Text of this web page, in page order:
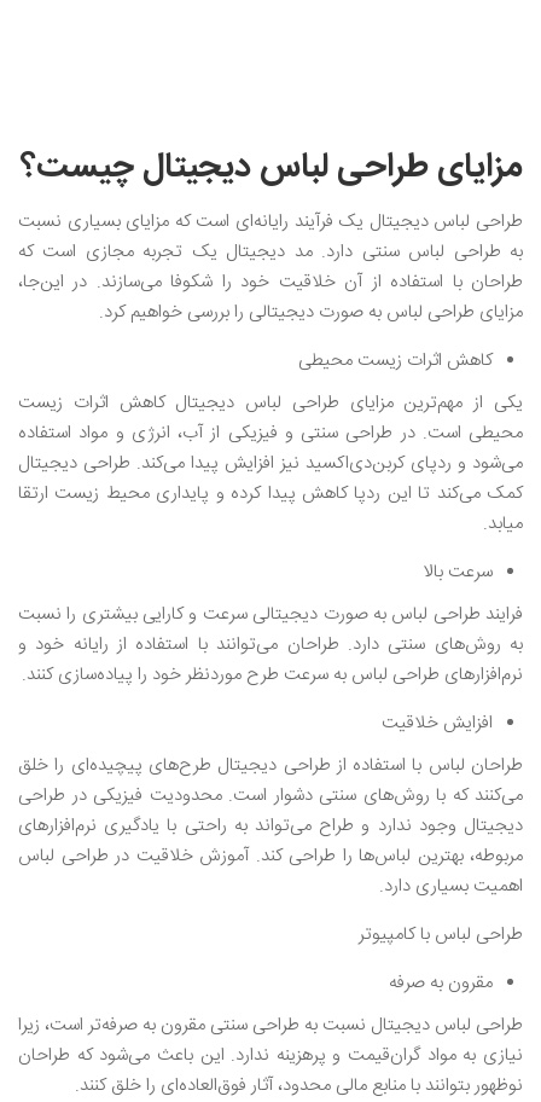
مزایای طراحی لباس دیجیتال چیست؟
طراحی لباس دیجیتال یک فرآیند رایانه‌ای است که مزایای بسیاری نسبت
به طراحی لباس سنتی دارد. مد دیجیتال یک تجربه مجازی است که
طراحان با استفاده از آن خلاقیت خود را شکوفا می‌سازند. در این‌جا،
مزایای طراحی لباس به صورت دیجیتالی را بررسی خواهیم کرد.
کاهش اثرات زیست محیطی
یکی از مهم‌ترین مزایای طراحی لباس دیجیتال کاهش اثرات زیست
محیطی است. در طراحی سنتی و فیزیکی از آب، انرژی و مواد استفاده
می‌شود و ردپای کربن‌دی‌اکسید نیز افزایش پیدا می‌کند. طراحی دیجیتال
کمک می‌کند تا این ردپا کاهش پیدا کرده و پایداری محیط زیست ارتقا
میابد.
سرعت بالا
فرایند طراحی لباس به صورت دیجیتالی سرعت و کارایی بیشتری را نسبت
به روش‌های سنتی دارد. طراحان می‌توانند با استفاده از رایانه خود و
نرم‌افزار‌های طراحی لباس به سرعت طرح موردنظر خود را پیاده‌سازی کنند.
افزایش خلاقیت
طراحان لباس با استفاده از طراحی دیجیتال طرح‌های پیچیده‌ای را خلق
می‌کنند که با روش‌های سنتی دشوار است. محدودیت فیزیکی در طراحی
دیجیتال وجود ندارد و طراح می‌تواند به راحتی با یادگیری نرم‌افزار‌های
مربوطه، بهترین لباس‌ها را طراحی کند. آموزش خلاقیت در طراحی لباس
اهمیت بسیاری دارد.
طراحی لباس با کامپیوتر
مقرون به صرفه
طراحی لباس دیجیتال نسبت به طراحی سنتی مقرون به صرفه‌تر است، زیرا
نیازی به مواد گران‌قیمت و پرهزینه ندارد. این باعث می‌شود که طراحان
نوظهور بتوانند با منابع مالی محدود، آثار فوق‌العاده‌ای را خلق کنند.